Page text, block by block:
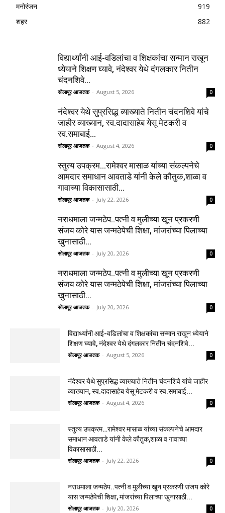
मनोरंजन
919
शहर
882
विद्यार्थ्यांनी आई-वडिलांचा व शिक्षकांचा सन्मान राखून
ध्येयाने शिक्षण घ्यावे, नंदेश्वर येथे दंगलकार नितीन
चंदनशिवे...
सोलापूर आजतक - August 5, 2026 0
नंदेश्वर येथे सुप्रसिद्ध व्याख्याते नितीन चंदनशिवे यांचे
जाहीर व्याख्यान, स्व.दादासाहेब येसू मेटकरी व
स्व.समाबाई...
सोलापूर आजतक - August 4, 2026 0
स्तुत्य उपक्रम…रामेश्वर मासाळ यांच्या संकल्पनेचे
आमदार समाधान आवताडे यांनी केले कौतुक,शाळा व
गावाच्या विकासासाठी...
सोलापूर आजतक - July 22, 2026 0
नराधमाला जन्मठेप..पत्नी व मुलीच्या खून प्रकरणी
संजय कोरे यास जन्मठेपेची शिक्षा, मांजरांच्या पिलाच्या
खुनासाठी...
सोलापूर आजतक - July 20, 2026 0
नराधमाला जन्मठेप..पत्नी व मुलीच्या खून प्रकरणी
संजय कोरे यास जन्मठेपेची शिक्षा, मांजरांच्या पिलाच्या
खुनासाठी...
सोलापूर आजतक - July 20, 2026 0
विद्यार्थ्यांनी आई-वडिलांचा व शिक्षकांचा सन्मान राखून ध्येयाने
शिक्षण घ्यावे, नंदेश्वर येथे दंगलकार नितीन चंदनशिवे...
सोलापूर आजतक - August 5, 2026 0
नंदेश्वर येथे सुप्रसिद्ध व्याख्याते नितीन चंदनशिवे यांचे जाहीर
व्याख्यान, स्व.दादासाहेब येसू मेटकरी व स्व.समाबाई...
सोलापूर आजतक - August 4, 2026 0
स्तुत्य उपक्रम…रामेश्वर मासाळ यांच्या संकल्पनेचे आमदार
समाधान आवताडे यांनी केले कौतुक,शाळा व गावाच्या
विकासासाठी...
सोलापूर आजतक - July 22, 2026 0
नराधमाला जन्मठेप..पत्नी व मुलीच्या खून प्रकरणी संजय कोरे
यास जन्मठेपेची शिक्षा, मांजरांच्या पिलाच्या खुनासाठी...
सोलापूर आजतक - July 20, 2026 0